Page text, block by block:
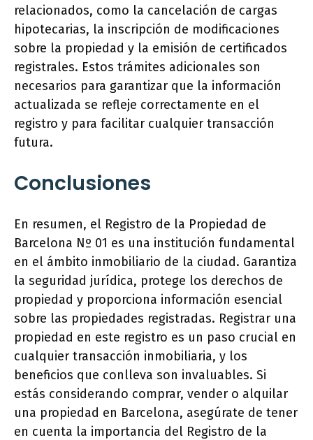
relacionados, como la cancelación de cargas
hipotecarias, la inscripción de modificaciones
sobre la propiedad y la emisión de certificados
registrales. Estos trámites adicionales son
necesarios para garantizar que la información
actualizada se refleje correctamente en el
registro y para facilitar cualquier transacción
futura.
Conclusiones
En resumen, el Registro de la Propiedad de
Barcelona Nº 01 es una institución fundamental
en el ámbito inmobiliario de la ciudad. Garantiza
la seguridad jurídica, protege los derechos de
propiedad y proporciona información esencial
sobre las propiedades registradas. Registrar una
propiedad en este registro es un paso crucial en
cualquier transacción inmobiliaria, y los
beneficios que conlleva son invaluables. Si
estás considerando comprar, vender o alquilar
una propiedad en Barcelona, asegúrate de tener
en cuenta la importancia del Registro de la